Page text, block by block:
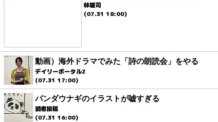
林雄司
(07.31 18:00)
動画）海外ドラマでみた「詩の朗読会」をやる
デイリーポータルZ
(07.31 17:00)
パンダウナギのイラストが嘘すぎる
読者投稿
(07.31 16:00)